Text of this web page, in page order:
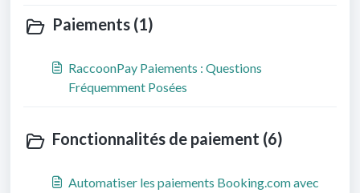
Paiements (1)
RaccoonPay Paiements : Questions
Fréquemment Posées
Fonctionnalités de paiement (6)
Automatiser les paiements Booking.com avec